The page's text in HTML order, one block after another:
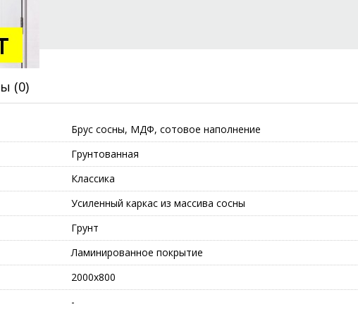
(0)
Брус сосны, МДФ, сотовое наполнение
Грунтованная
Классика
Усиленный каркас из массива сосны
Грунт
Ламинированное покрытие
2000х800
-